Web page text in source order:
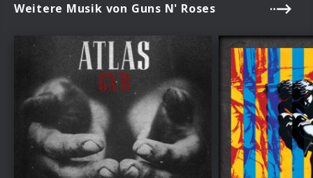
Weitere Musik von Guns N' Roses